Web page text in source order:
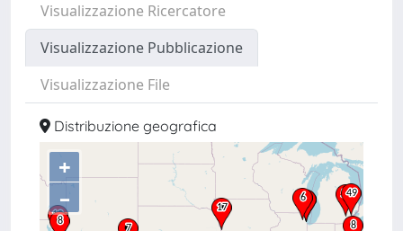
Visualizzazione Ricercatore
Visualizzazione Pubblicazione
Visualizzazione File
Distribuzione geografica
+
–